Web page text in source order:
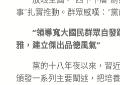
事”扎實推動。群眾感嘆：“
“領導寬大國民群眾自
雅，建立傑出品德風氣”
黨的十八年夜以來，習
頒發一系列主要闡述，把培